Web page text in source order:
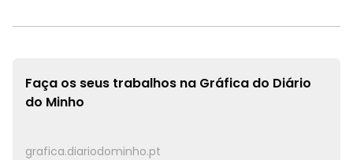
Faça os seus trabalhos na Gráfica do Diário
do Minho
grafica.diariodominho.pt